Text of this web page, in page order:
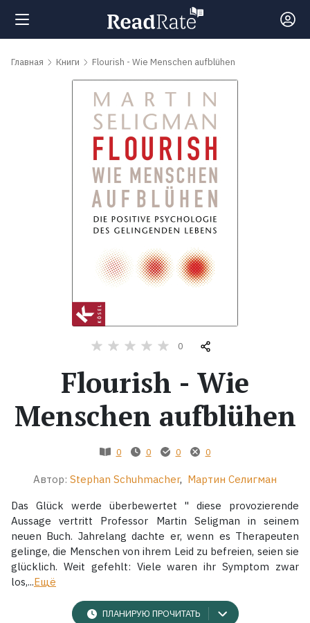
Поиск
обсуждаемые
Экранизации
Главная Книги Flourish - Wie Menschen aufblühen
0
Flourish - Wie
Menschen aufblühen
0 0 0 0
Автор: Stephan Schuhmacher, Мартин Селигман
Das Glück werde überbewertet " diese provozierende
Aussage vertritt Professor Martin Seligman in seinem
neuen Buch. Jahrelang dachte er, wenn es Therapeuten
gelinge, die Menschen von ihrem Leid zu befreien, seien sie
glücklich. Weit gefehlt: Viele waren ihr Symptom zwar
los,...Ещё
ПЛАНИРУЮ ПРОЧИТАТЬ